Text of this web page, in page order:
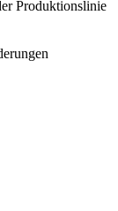
Produktionslinie